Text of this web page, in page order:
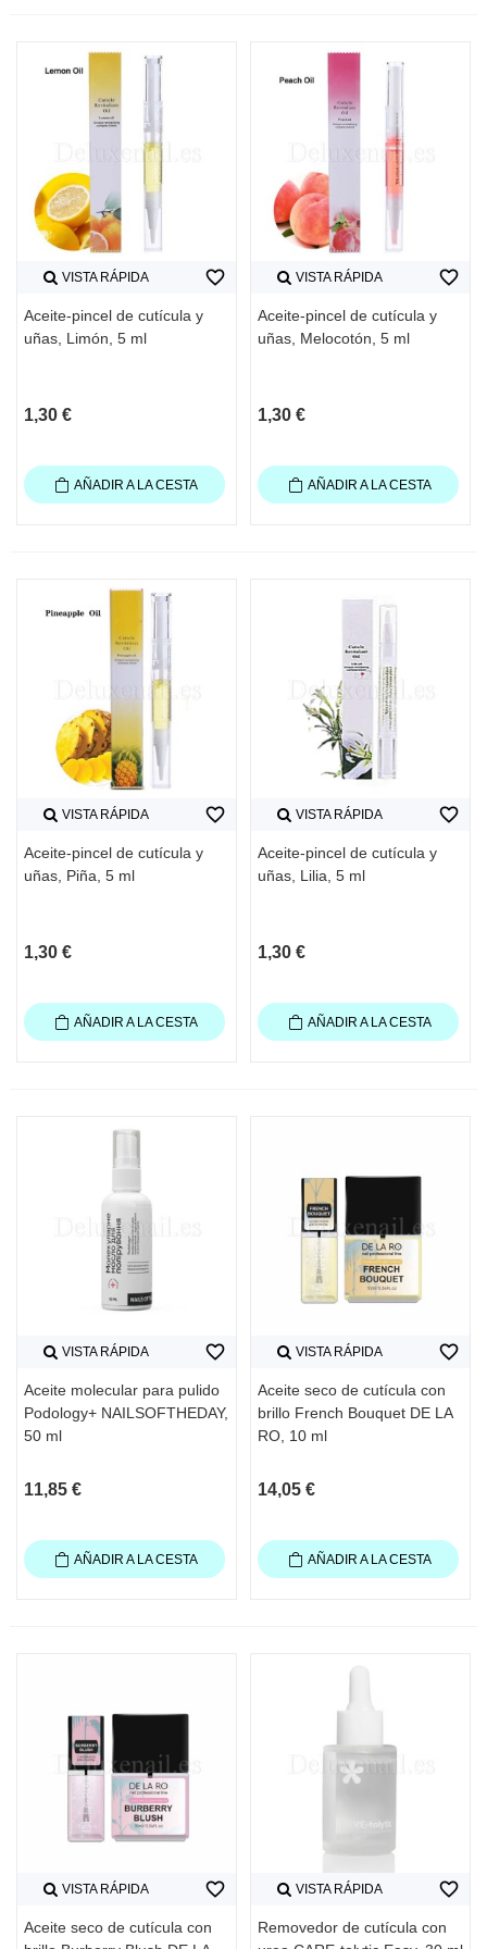
VISTA RÁPIDA
Aceite-pincel de cutícula y
uñas, Limón, 5 ml
1,30 €
favorite_border
AÑADIR A LA CESTA
VISTA RÁPIDA
Aceite-pincel de cutícula y
uñas, Melocotón, 5 ml
1,30 €
favorite_border
AÑADIR A LA CESTA
VISTA RÁPIDA
Aceite-pincel de cutícula y
uñas, Piña, 5 ml
1,30 €
favorite_border
AÑADIR A LA CESTA
VISTA RÁPIDA
Aceite-pincel de cutícula y
uñas, Lilia, 5 ml
1,30 €
favorite_border
AÑADIR A LA CESTA
VISTA RÁPIDA
Aceite molecular para pulido
Podology+ NAILSOFTHEDAY,
50 ml
11,85 €
favorite_border
AÑADIR A LA CESTA
VISTA RÁPIDA
Aceite seco de cutícula con
brillo French Bouquet DE LA
RO, 10 ml
14,05 €
favorite_border
AÑADIR A LA CESTA
VISTA RÁPIDA
Aceite seco de cutícula con
favorite_border VISTA RÁPIDA
Removedor de cutícula con
favorite_border